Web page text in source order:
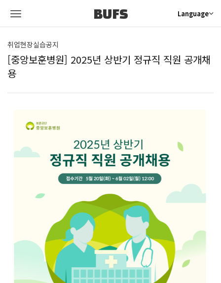
BUFS Language
취업현장실습공지
[중앙보훈병원] 2025년 상반기 정규직 직원 공개채
용